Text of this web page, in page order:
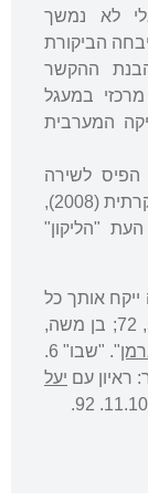
לא נמשך
הביקורת
ההקשר
במעגל
המערבית
לשירה
(2002). כמו כן זכתה במלגת פולברייט היוקרתית (2008),
"הליקון"
אותך כל
כך נמוך". "הארץ" ספרים. 30.5.2001. 54, 72; בן משה,
". "שבו" 6.
יעל